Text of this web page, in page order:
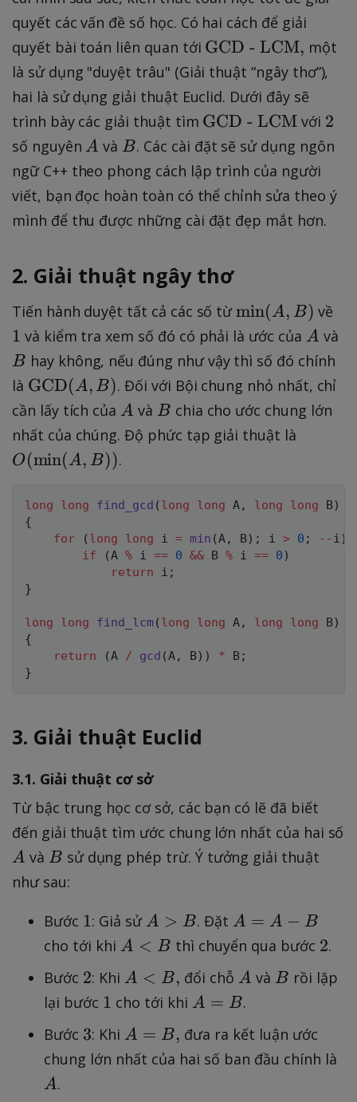
}
t{
G
C
D
-
L
C
M
}
quyết các vấn đề số học. Có hai cách để giải
quyết bài toán liên quan tới \t
e
x
t{
G
C
D
-
L
C
},
GCD - LCM, một
là sử dụng "duyệt trâu" (Giải thuật “ngây thơ”),
hai là sử dụng giải thuật Euclid. Dưới đây sẽ
trình bày các giải thuật tìm \t
e
t{
G
C
-
L
C
M
}
GCD - LCMvới 2
2
số nguyên A
A và B
B. Các cài đặt sẽ sử dụng ngôn
ngữ C++ theo phong cách lập trình của người
viết, bạn đọc hoàn toàn có thể chỉnh sửa theo ý
mình để thu được những cài đặt đẹp mắt hơn.
2. Giải thuật ngây thơ
Tiến hành duyệt tất cả các số từ\
t
e
x
t
{
m
⁡(
A
,
B
min(A, B) về
1 và kiểm tra xem số đó có phải là ước của A
A và
B hay không, nếu đúng như vậy thì số đó chính
là \
t
e
x
t
G
C
(
,
)
GCD(A, B). Đối với Bội chung nhỏ nhất, chỉ
cần lấy tích của A
A và B
B chia cho ước chung lớn
nhất của chúng. Độ phức tạp giải thuật là
e
x
in
O(min(A, B)).
long long find_gcd ( long long A, long long B)
{
for
( long long i = min (A, B) ; i > 0 ; --i )
if
(A % i == 0 && B % i == 0 )
return i ;
}
long long find_lcm( long long A, long long B)
{
return
(A / gcd (A, B) ) * B;
}
3. Giải thuật Euclid
3.1. Giải thuật cơ sở
Từ bậc trung học cơ sở, các bạn có lẽ đã biết
đến giải thuật tìm ước chung lớn nhất của hai số
A
A và B
B sử dụng phép trừ. Ý tưởng giải thuật
như sau:
Bước 1
1: Giả sử A
>
A > B. Đặt A
=
-
B
A = A − B
cho tới khi A
<
B
A < B thì chuyển qua bước 2
2.
Bước 2
2: Khi A
<
,
A < B, đổi chỗ A
A và B
B rồi lặp
lại bước 1
1 cho tới khi A
B
A = B.
Bước 3
3: Khi A
=
A = B, đưa ra kết luận ước
chung lớn nhất của hai số ban đầu chính là
A.